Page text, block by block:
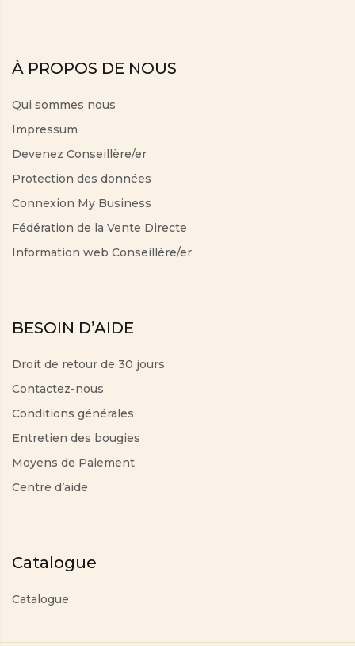
À PROPOS DE NOUS
Qui sommes nous
Impressum
Devenez Conseillère/er
Protection des données
Connexion My Business
Fédération de la Vente Directe
Information web Conseillère/er
BESOIN D’AIDE
Droit de retour de 30 jours
Contactez-nous
Conditions générales
Entretien des bougies
Moyens de Paiement
Centre d’aide
Catalogue
Catalogue